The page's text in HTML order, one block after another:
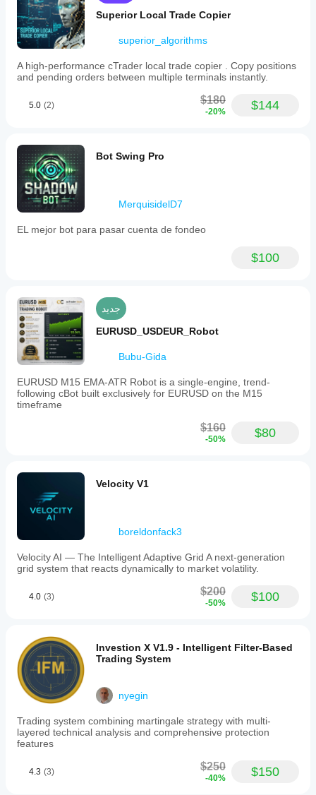
Superior Local Trade Copier
superior_algorithms
A high-performance cTrader local trade copier . Copy positions
and pending orders between multiple terminals instantly.
5.0 (2) $180
-20% $144
Bot Swing Pro
MerquisidelD7
EL mejor bot para pasar cuenta de fondeo
$100
جديد
EURUSD_USDEUR_Robot
Bubu-Gida
EURUSD M15 EMA-ATR Robot is a single-engine, trend-
following cBot built exclusively for EURUSD on the M15
timeframe
$160
-50% $80
Velocity V1
boreldonfack3
Velocity AI — The Intelligent Adaptive Grid A next-generation
grid system that reacts dynamically to market volatility.
4.0 (3) $200
-50% $100
Investion X V1.9 - Intelligent Filter-Based
Trading System
nyegin
Trading system combining martingale strategy with multi-
layered technical analysis and comprehensive protection
features
4.3 (3) $250
-40% $150